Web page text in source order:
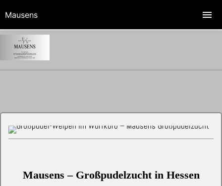
Mausens – Großpudelzucht in Hessen
Mausens